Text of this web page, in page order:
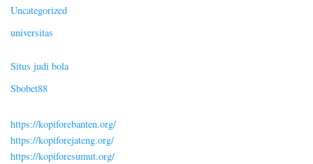
Uncategorized
universitas
Situs judi bola
Sbobet88
https://kopiforebanten.org/
https://kopiforejateng.org/
https://kopiforesumut.org/